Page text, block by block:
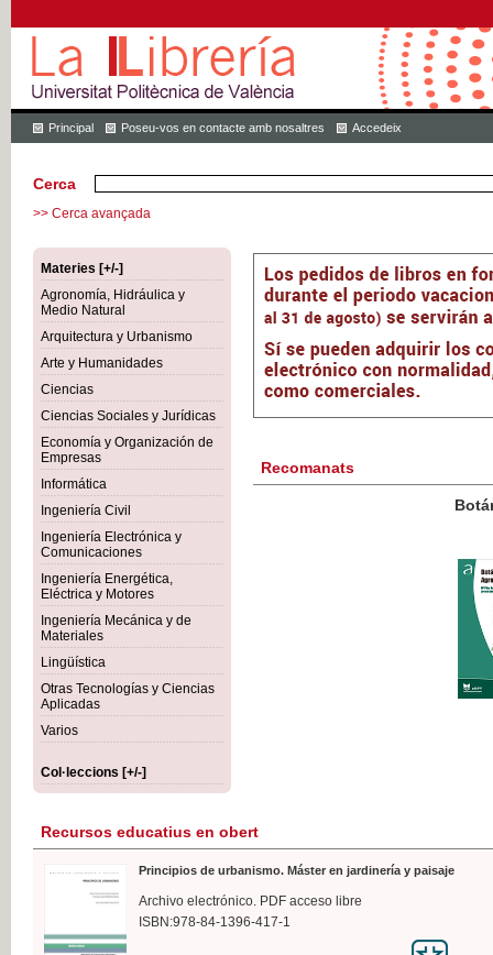
Principal Poseu-vos en contacte amb nosaltres Accedeix
Cerca
>> Cerca avançada
Materies [+/-]
Agronomía, Hidráulica y
Medio Natural
Arquitectura y Urbanismo
Arte y Humanidades
Ciencias
Ciencias Sociales y Jurídicas
Economía y Organización de
Empresas
Informática
Ingeniería Civil
Ingeniería Electrónica y
Comunicaciones
Ingeniería Energética,
Eléctrica y Motores
Ingeniería Mecánica y de
Materiales
Lingüística
Otras Tecnologías y Ciencias
Aplicadas
Varios
Col·leccions [+/-]
Recomanats
IVA
Recursos educatius en obert
Principios de urbanismo. Máster en jardinería y paisaje
Archivo electrónico. PDF acceso libre
ISBN:978-84-1396-417-1